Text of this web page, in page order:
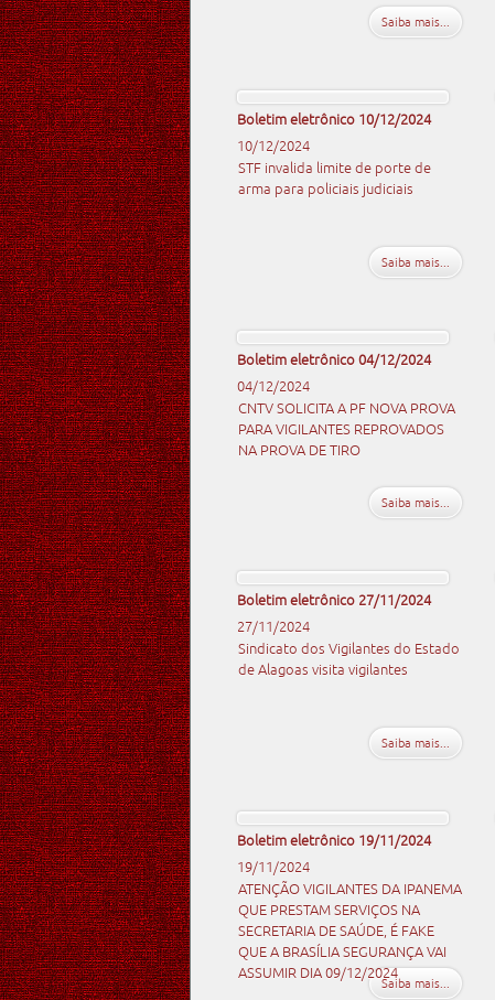
Saiba mais...
Boletim eletrônico 10/12/2024
10/12/2024
STF invalida limite de porte de
arma para policiais judiciais
Saiba mais...
Boletim eletrônico 04/12/2024
04/12/2024
CNTV SOLICITA A PF NOVA PROVA
PARA VIGILANTES REPROVADOS
NA PROVA DE TIRO
Saiba mais...
Boletim eletrônico 27/11/2024
27/11/2024
Sindicato dos Vigilantes do Estado
de Alagoas visita vigilantes
Saiba mais...
Boletim eletrônico 19/11/2024
19/11/2024
ATENÇÃO VIGILANTES DA IPANEMA
QUE PRESTAM SERVIÇOS NA
SECRETARIA DE SAÚDE, É FAKE
QUE A BRASÍLIA SEGURANÇA VAI
ASSUMIR DIA 09/12/2024
Saiba mais...